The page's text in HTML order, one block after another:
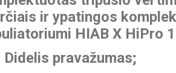
ir ypatingos
HIAB X HiPro
pravažumas;